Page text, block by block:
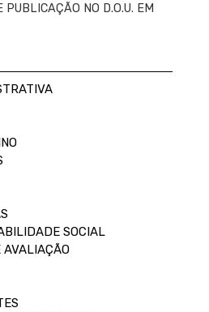
NO D.O.U. EM
SOCIAL
AVALIAÇÃO